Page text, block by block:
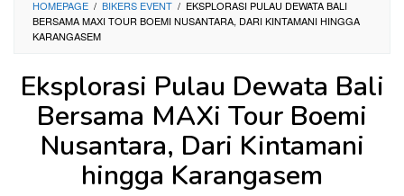
HOMEPAGE / BIKERS EVENT / EKSPLORASI PULAU DEWATA BALI
BERSAMA MAXI TOUR BOEMI NUSANTARA, DARI KINTAMANI HINGGA
KARANGASEM
Eksplorasi Pulau Dewata Bali
Bersama MAXi Tour Boemi
Nusantara, Dari Kintamani
hingga Karangasem